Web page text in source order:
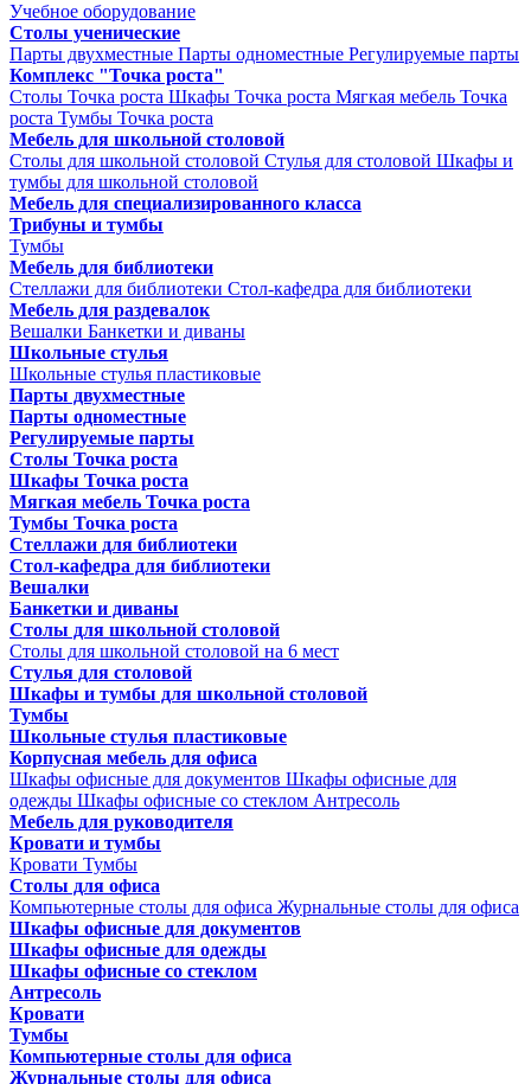
Учебное оборудование
Столы ученические
Парты двухместные Парты одноместные Регулируемые парты
Комплекс "Точка роста"
Столы Точка роста Шкафы Точка роста Мягкая мебель Точка
роста Тумбы Точка роста
Мебель для школьной столовой
Столы для школьной столовой Стулья для столовой Шкафы и
тумбы для школьной столовой
Мебель для специализированного класса
Трибуны и тумбы
Тумбы
Мебель для библиотеки
Стеллажи для библиотеки Стол-кафедра для библиотеки
Мебель для раздевалок
Вешалки Банкетки и диваны
Школьные стулья
Школьные стулья пластиковые
Парты двухместные
Парты одноместные
Регулируемые парты
Столы Точка роста
Шкафы Точка роста
Мягкая мебель Точка роста
Тумбы Точка роста
Стеллажи для библиотеки
Стол-кафедра для библиотеки
Вешалки
Банкетки и диваны
Столы для школьной столовой
Столы для школьной столовой на 6 мест
Стулья для столовой
Шкафы и тумбы для школьной столовой
Тумбы
Школьные стулья пластиковые
Корпусная мебель для офиса
Шкафы офисные для документов Шкафы офисные для
одежды Шкафы офисные со стеклом Антресоль
Мебель для руководителя
Кровати и тумбы
Кровати Тумбы
Столы для офиса
Компьютерные столы для офиса Журнальные столы для офиса
Шкафы офисные для документов
Шкафы офисные для одежды
Шкафы офисные со стеклом
Антресоль
Кровати
Тумбы
Компьютерные столы для офиса
Журнальные столы для офиса